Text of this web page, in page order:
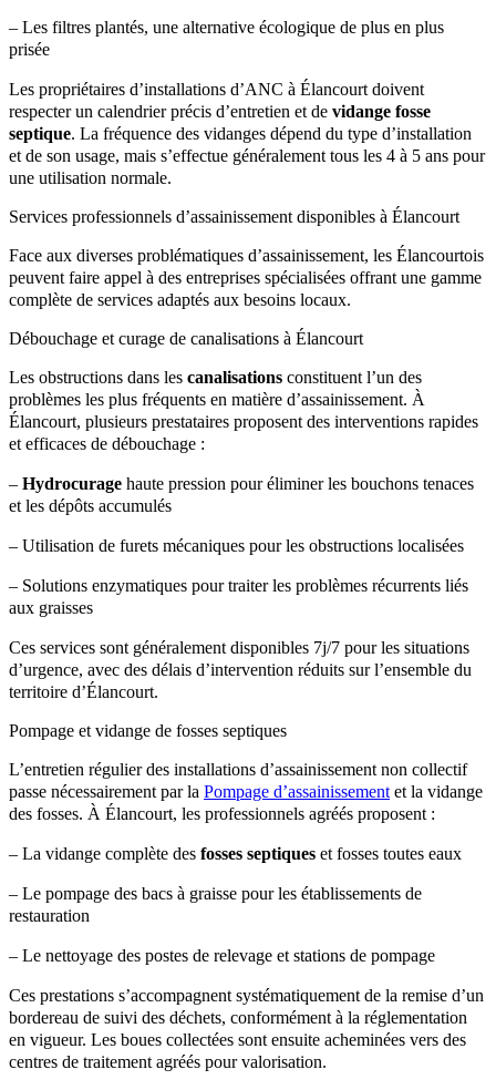
– Les filtres plantés, une alternative écologique de plus en plus
prisée
Les propriétaires d’installations d’ANC à Élancourt doivent
respecter un calendrier précis d’entretien et de vidange fosse
septique. La fréquence des vidanges dépend du type d’installation
et de son usage, mais s’effectue généralement tous les 4 à 5 ans pour
une utilisation normale.
Services professionnels d’assainissement disponibles à Élancourt
Face aux diverses problématiques d’assainissement, les Élancourtois
peuvent faire appel à des entreprises spécialisées offrant une gamme
complète de services adaptés aux besoins locaux.
Débouchage et curage de canalisations à Élancourt
Les obstructions dans les canalisations constituent l’un des
problèmes les plus fréquents en matière d’assainissement. À
Élancourt, plusieurs prestataires proposent des interventions rapides
et efficaces de débouchage :
– Hydrocurage haute pression pour éliminer les bouchons tenaces
et les dépôts accumulés
– Utilisation de furets mécaniques pour les obstructions localisées
– Solutions enzymatiques pour traiter les problèmes récurrents liés
aux graisses
Ces services sont généralement disponibles 7j/7 pour les situations
d’urgence, avec des délais d’intervention réduits sur l’ensemble du
territoire d’Élancourt.
Pompage et vidange de fosses septiques
L’entretien régulier des installations d’assainissement non collectif
passe nécessairement par la Pompage d’assainissement et la vidange
des fosses. À Élancourt, les professionnels agréés proposent :
– La vidange complète des fosses septiques et fosses toutes eaux
– Le pompage des bacs à graisse pour les établissements de
restauration
– Le nettoyage des postes de relevage et stations de pompage
Ces prestations s’accompagnent systématiquement de la remise d’un
bordereau de suivi des déchets, conformément à la réglementation
en vigueur. Les boues collectées sont ensuite acheminées vers des
centres de traitement agréés pour valorisation.